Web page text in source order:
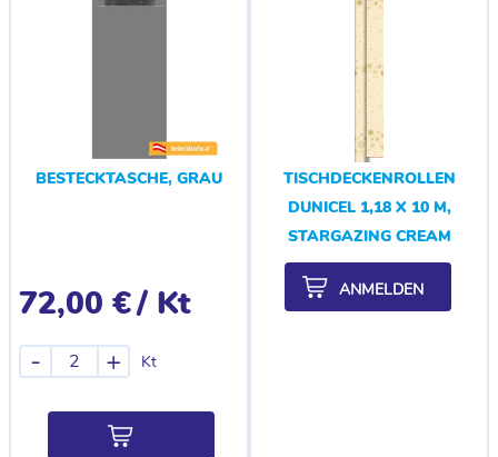
BESTECKTASCHE, GRAU
72,00 €/ Kt
Kt
- +
TISCHDECKENROLLEN
DUNICEL 1,18 X 10 M,
STARGAZING CREAM
ANMELDEN